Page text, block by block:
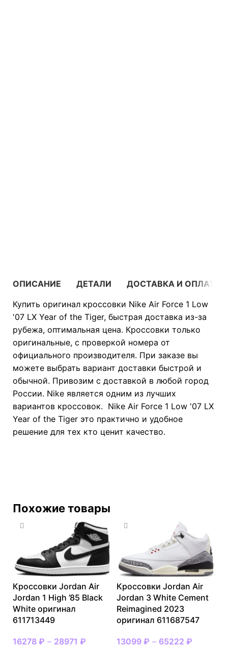
ОПИСАНИЕ ДЕТАЛИ
ДОСТАВКА И ОПЛАТА
Купить оригинал кроссовки Nike Air Force 1 Low
'07 LX Year of the Tiger, быстрая доставка из-за
рубежа, оптимальная цена. Кроссовки только
оригинальные, с проверкой номера от
официального производителя. При заказе вы
можете выбрать вариант доставки быстрой и
обычной. Привозим с доставкой в любой город
России. Nike является одним из лучших
вариантов кроссовок. Nike Air Force 1 Low '07 LX
Year of the Tiger это практично и удобное
решение для тех кто ценит качество.
Похожие товары
Кроссовки Jordan Air
Jordan 1 High ’85 Black
White оригинал
611713449
16278 ₽ – 28971 ₽
Кроссовки Jordan Air
Jordan 3 White Cement
Reimagined 2023
оригинал 611687547
13099 ₽ – 65222 ₽